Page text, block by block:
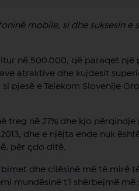
mobile, si dhe suksesin e
në 500.000, që paraqet një
atraktive dhe kujdesit
pjesë e Telekom Slovenije
treg në 27% dhe kjo
dhe e njëjta ende nuk
për çdo ditë.
dhe cilësinë më të mirë
mundësinë t’i shërbejmë më